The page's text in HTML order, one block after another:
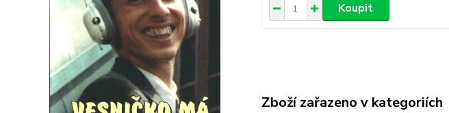
Koupit
Zboží zařazeno v kategoriích